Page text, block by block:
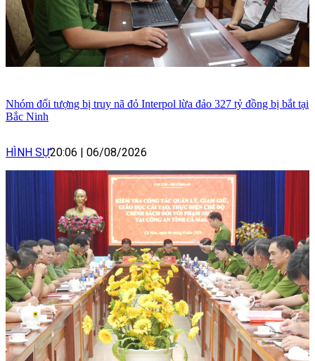
Nhóm đối tượng bị truy nã đỏ Interpol lừa đảo 327 tỷ đồng bị bắt tại
Bắc Ninh
HÌNH SỰ20:06 | 06/08/2026